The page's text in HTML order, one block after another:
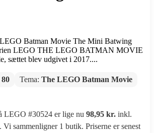
Batman Movie The Mini Batwing
LEGO THE LEGO BATMAN MOVIE
sættet blev udgivet i 2017....
80 Tema: The LEGO Batman Movie
LEGO #30524 er lige nu 98,95 kr. inkl.
. Vi sammenligner 1 butik. Priserne er senest